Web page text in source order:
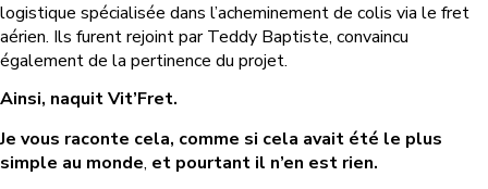
logistique spécialisée dans l’acheminement de colis via le fret
aérien. Ils furent rejoint par Teddy Baptiste, convaincu
également de la pertinence du projet.
Ainsi, naquit Vit’Fret.
Je vous raconte cela, comme si cela avait été le plus
simple au monde, et pourtant il n’en est rien.